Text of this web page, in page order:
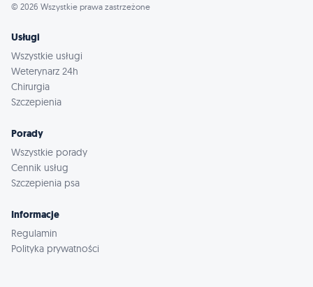
© 2026 Wszystkie prawa zastrzeżone
Usługi
Wszystkie usługi
Weterynarz 24h
Chirurgia
Szczepienia
Porady
Wszystkie porady
Cennik usług
Szczepienia psa
Informacje
Regulamin
Polityka prywatności